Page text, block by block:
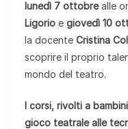
lunedì 7 ottobrealle
Ligorio e giovedì 10
la docente Cristina
scoprire il proprio
mondo del teatro.
I corsi, rivolti a
gioco teatrale alle